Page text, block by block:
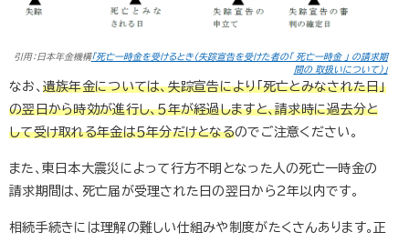
引用：日本年金機構「死亡一時金を受けるとき（失踪宣告を受けた者の「 死亡一時金 」 の請求期
間の 取扱いについて）」
なお、 遺族年金については、失踪宣告により「死亡とみなされた日」
の翌日から時効が進行し、５年が経過しますと、請求時に過去分と
して受け取れる年金は５年分だけとなるのでご注意ください。
また、東日本大震災によって行方不明となった人の死亡一時金の
請求期間は、死亡届が受理された日の翌日から2年以内です。
相続手続きには理解の難しい仕組みや制度がたくさんあります。正